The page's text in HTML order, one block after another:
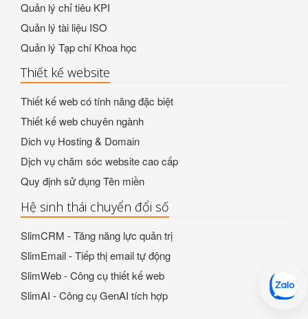
Quản lý chỉ tiêu KPI
Quản lý tài liệu ISO
Quản lý Tạp chí Khoa học
Thiết kế website
Thiết kế web có tính năng đặc biệt
Thiết kế web chuyên ngành
Dich vụ Hosting & Domain
Dịch vụ chăm sóc website cao cấp
Quy định sử dụng Tên miền
Hệ sinh thái chuyển đổi số
SlimCRM - Tăng năng lực quản trị
SlimEmail - Tiếp thị email tự động
SlimWeb - Công cụ thiết kế web
SlimAI - Công cụ GenAI tích hợp